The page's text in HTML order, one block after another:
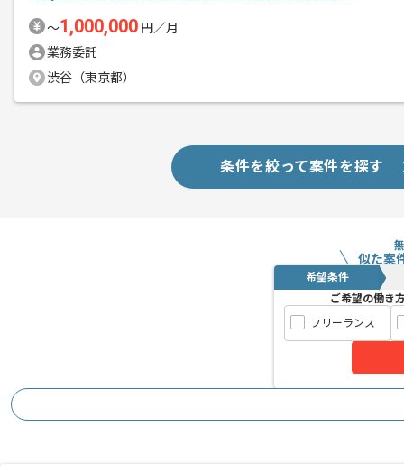
〜1,000,000 円／月
業務委託
渋谷（東京都）
条件を絞って案件を探す
似た案
希望条件
ご希望の働き
フリーランス